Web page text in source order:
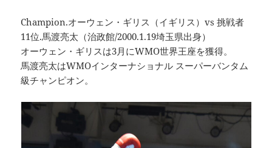
Champion.オーウェン・ギリス（イギリス）vs 挑戦者
11位.馬渡亮太（治政館/2000.1.19埼玉県出身）
オーウェン・ギリスは3月にWMO世界王座を獲得。
馬渡亮太はWMOインターナショナル スーパーバンタム
級チャンピオン。